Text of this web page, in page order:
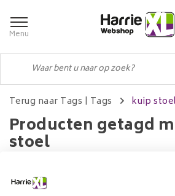
Menu
Terug naar Tags | Tags kuip
Producten getagd
stoel